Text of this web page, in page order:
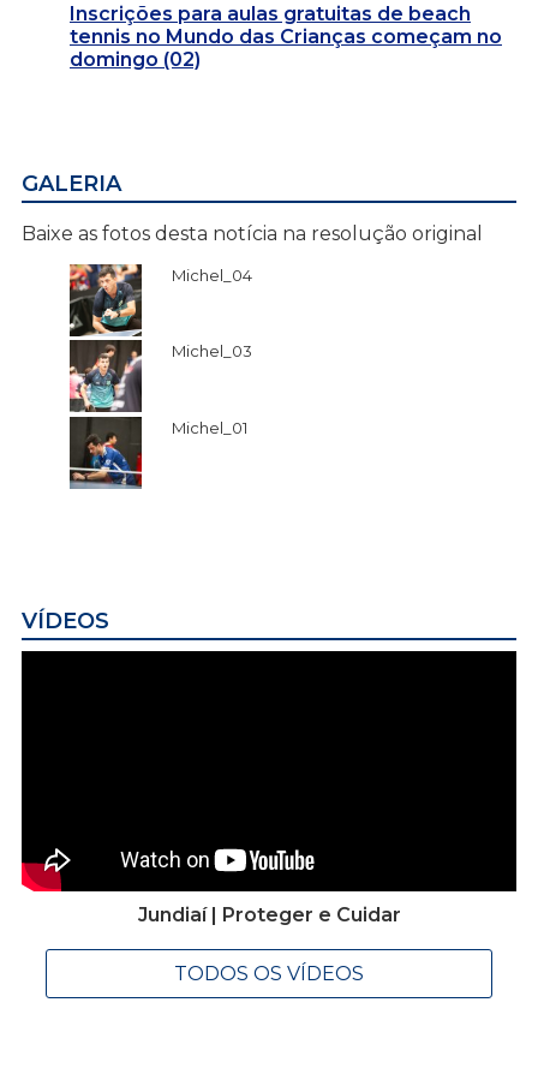
Inscrições para aulas gratuitas de beach
tennis no Mundo das Crianças começam no
domingo (02)
GALERIA
Baixe as fotos desta notícia na resolução original
Michel_04
Michel_03
Michel_01
VÍDEOS
Jundiaí | Proteger e Cuidar
TODOS OS VÍDEOS